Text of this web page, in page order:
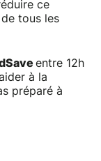
ce
tous les
entre 12h
à la
préparé à